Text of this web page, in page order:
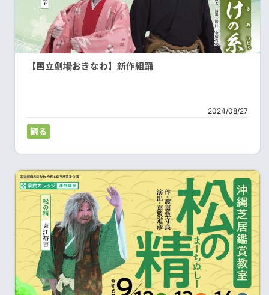
【国立劇場おきなわ】新作組踊
2024/08/27
観る